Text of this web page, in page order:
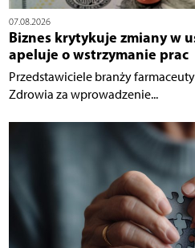
07.08.2026
Biznes krytykuje zmiany w
apeluje o wstrzymanie prac
Przedstawiciele branży
Zdrowia za wprowadzenie...